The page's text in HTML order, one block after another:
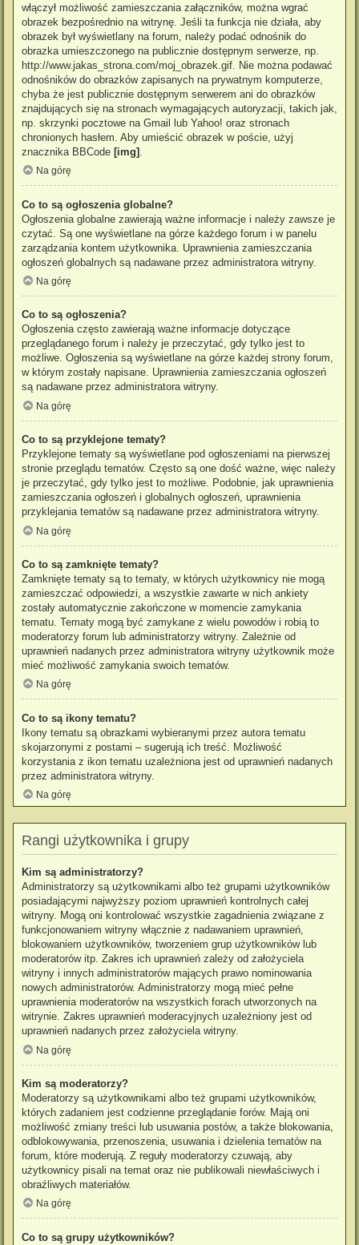
włączył możliwość zamieszczania załączników, można wgrać
obrazek bezpośrednio na witrynę. Jeśli ta funkcja nie działa, aby
obrazek był wyświetlany na forum, należy podać odnośnik do
obrazka umieszczonego na publicznie dostępnym serwerze, np.
http://www.jakas_strona.com/moj_obrazek.gif. Nie można podawać
odnośników do obrazków zapisanych na prywatnym komputerze,
chyba że jest publicznie dostępnym serwerem ani do obrazków
znajdujących się na stronach wymagających autoryzacji, takich jak,
np. skrzynki pocztowe na Gmail lub Yahoo! oraz stronach
chronionych hasłem. Aby umieścić obrazek w poście, użyj
znacznika BBCode [img]
Na górę
Co to są ogłoszenia globalne?
Ogłoszenia globalne zawierają ważne informacje i należy zawsze je
czytać. Są one wyświetlane na górze każdego forum i w panelu
zarządzania kontem użytkownika. Uprawnienia zamieszczania
ogłoszeń globalnych są nadawane przez administratora witryny.
Na górę
Co to są ogłoszenia?
Ogłoszenia często zawierają ważne informacje dotyczące
przeglądanego forum i należy je przeczytać, gdy tylko jest to
możliwe. Ogłoszenia są wyświetlane na górze każdej strony forum,
w którym zostały napisane. Uprawnienia zamieszczania ogłoszeń
są nadawane przez administratora witryny.
Na górę
Co to są przyklejone tematy?
Przyklejone tematy są wyświetlane pod ogłoszeniami na pierwszej
stronie przeglądu tematów. Często są one dość ważne, więc należy
je przeczytać, gdy tylko jest to możliwe. Podobnie, jak uprawnienia
zamieszczania ogłoszeń i globalnych ogłoszeń, uprawnienia
przyklejania tematów są nadawane przez administratora witryny.
Na górę
Co to są zamknięte tematy?
Zamknięte tematy są to tematy, w których użytkownicy nie mogą
zamieszczać odpowiedzi, a wszystkie zawarte w nich ankiety
zostały automatycznie zakończone w momencie zamykania
tematu. Tematy mogą być zamykane z wielu powodów i robią to
moderatorzy forum lub administratorzy witryny. Zależnie od
uprawnień nadanych przez administratora witryny użytkownik może
mieć możliwość zamykania swoich tematów.
Na górę
Co to są ikony tematu?
Ikony tematu są obrazkami wybieranymi przez autora tematu
skojarzonymi z postami – sugerują ich treść. Możliwość
korzystania z ikon tematu uzależniona jest od uprawnień nadanych
przez administratora witryny.
Na górę
Rangi użytkownika i grupy
Kim są administratorzy?
Administratorzy są użytkownikami albo też grupami użytkowników
posiadającymi najwyższy poziom uprawnień kontrolnych całej
witryny. Mogą oni kontrolować wszystkie zagadnienia związane z
funkcjonowaniem witryny włącznie z nadawaniem uprawnień,
blokowaniem użytkowników, tworzeniem grup użytkowników lub
moderatorów itp. Zakres ich uprawnień zależy od założyciela
witryny i innych administratorów mających prawo nominowania
nowych administratorów. Administratorzy mogą mieć pełne
uprawnienia moderatorów na wszystkich forach utworzonych na
witrynie. Zakres uprawnień moderacyjnych uzależniony jest od
uprawnień nadanych przez założyciela witryny.
Na górę
Kim są moderatorzy?
Moderatorzy są użytkownikami albo też grupami użytkowników,
których zadaniem jest codzienne przeglądanie forów. Mają oni
możliwość zmiany treści lub usuwania postów, a także blokowania,
odblokowywania, przenoszenia, usuwania i dzielenia tematów na
forum, które moderują. Z reguły moderatorzy czuwają, aby
użytkownicy pisali na temat oraz nie publikowali niewłaściwych i
obraźliwych materiałów.
Na górę
Co to są grupy użytkowników?